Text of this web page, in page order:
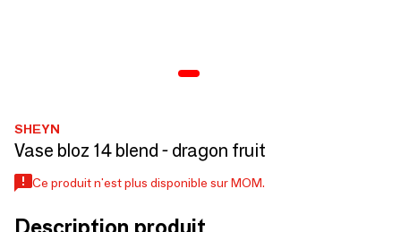
SHEYN
Vase bloz 14 blend - dragon fruit
Ce produit n'est plus disponible sur MOM.
Description produit